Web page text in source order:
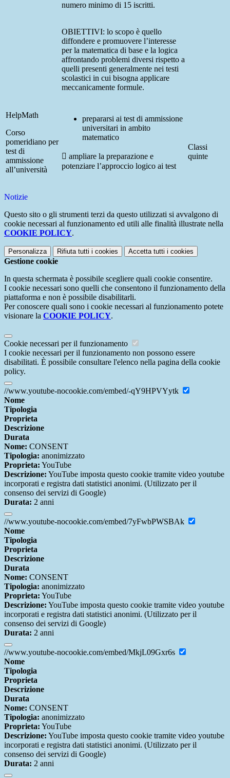
numero minimo di 15 iscritti.
OBIETTIVI: lo scopo è quello
diffondere e promuovere l’interesse
per la matematica di base e la logica
affrontando problemi diversi rispetto a
quelli presenti generalmente nei testi
scolastici in cui bisogna applicare
meccanicamente formule.
HelpMath
Corso
pomeridiano per
test di
ammissione
all’università
prepararsi ai test di ammissione
universitari in ambito
matematico
 ampliare la preparazione e
potenziare l’approccio logico ai test
Classi
quinte
Notizie
Questo sito o gli strumenti terzi da questo utilizzati si avvalgono di
cookie necessari al funzionamento ed utili alle finalità illustrate nella
COOKIE POLICY.
Personalizza Rifiuta tutti i cookies Accetta tutti i cookies
Gestione cookie
In questa schermata è possibile scegliere quali cookie consentire.
I cookie necessari sono quelli che consentono il funzionamento della
piattaforma e non è possibile disabilitarli.
Per conoscere quali sono i cookie necessari al funzionamento potete
visionare la COOKIE POLICY.
Cookie necessari per il funzionamento
I cookie necessari per il funzionamento non possono essere
disabilitati. È possibile consultare l'elenco nella pagina della cookie
policy.
//www.youtube-nocookie.com/embed/-qY9HPVYytk
Nome
Tipologia
Proprieta
Descrizione
Durata
Nome: CONSENT
Tipologia: anonimizzato
Proprieta: YouTube
Descrizione: YouTube imposta questo cookie tramite video youtube
incorporati e registra dati statistici anonimi. (Utilizzato per il
consenso dei servizi di Google)
Durata: 2 anni
//www.youtube-nocookie.com/embed/7yFwbPWSBAk
Nome
Tipologia
Proprieta
Descrizione
Durata
Nome: CONSENT
Tipologia: anonimizzato
Proprieta: YouTube
Descrizione: YouTube imposta questo cookie tramite video youtube
incorporati e registra dati statistici anonimi. (Utilizzato per il
consenso dei servizi di Google)
Durata: 2 anni
//www.youtube-nocookie.com/embed/MkjL09Gxr6s
Nome
Tipologia
Proprieta
Descrizione
Durata
Nome: CONSENT
Tipologia: anonimizzato
Proprieta: YouTube
Descrizione: YouTube imposta questo cookie tramite video youtube
incorporati e registra dati statistici anonimi. (Utilizzato per il
consenso dei servizi di Google)
Durata: 2 anni